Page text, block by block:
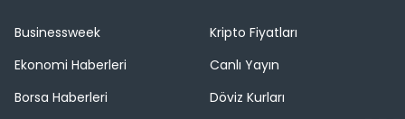
Businessweek
Ekonomi Haberleri
Borsa Haberleri
Kripto Fiyatları
Canlı Yayın
Döviz Kurları